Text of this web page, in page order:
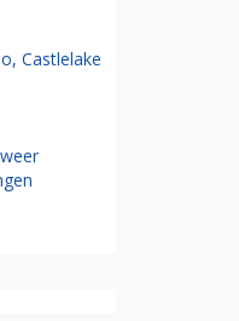
Castlelake